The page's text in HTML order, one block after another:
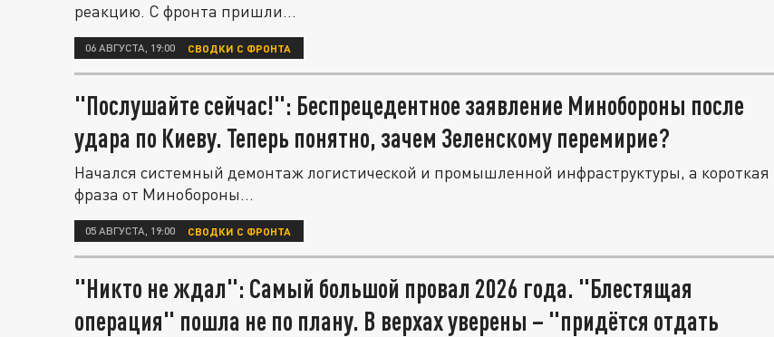
реакцию. С фронта пришли...
06 АВГУСТА, 19:00 СВОДКИ С ФРОНТА
"Послушайте сейчас!": Беспрецедентное заявление Минобороны после
удара по Киеву. Теперь понятно, зачем Зеленскому перемирие?
Начался системный демонтаж логистической и промышленной инфраструктуры, а короткая
фраза от Минобороны...
05 АВГУСТА, 19:00 СВОДКИ С ФРОНТА
"Никто не ждал": Самый большой провал 2026 года. "Блестящая
операция" пошла не по плану. В верхах уверены – "придётся отдать